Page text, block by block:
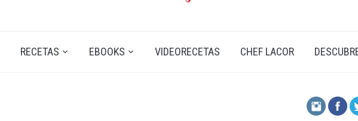
RECETAS EBOOKS VIDEORECETAS CHEF LACOR